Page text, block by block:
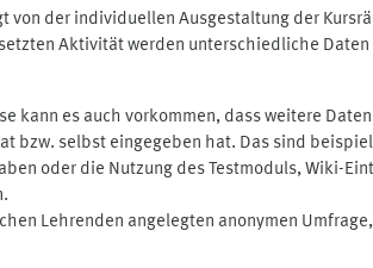
von der individuellen Ausgestaltung der
Aktivität werden unterschiedliche
kann es auch vorkommen, dass weitere
bzw. selbst eingegeben hat. Das sind
oder die Nutzung des Testmoduls, Wiki-
Lehrenden angelegten anonymen